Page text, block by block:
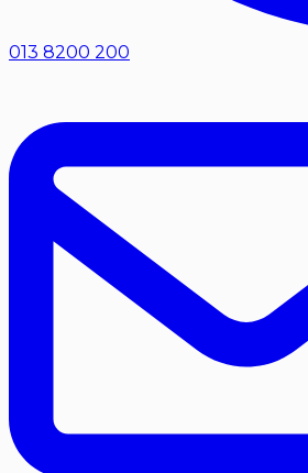
013 8200 200